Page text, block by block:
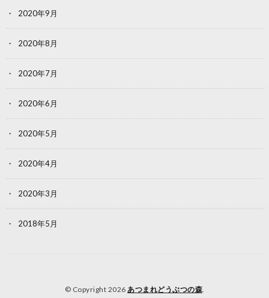
2020年9月
2020年8月
2020年7月
2020年6月
2020年5月
2020年4月
2020年3月
2018年5月
© Copyright 2026 あつまれどうぶつの森.